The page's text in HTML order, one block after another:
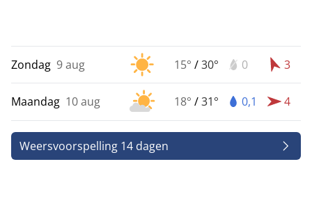
Zondag 9 aug 15° /30° 0 3
Maandag 10 aug 18° /31° 0,1 4
Weersvoorspelling 14 dagen